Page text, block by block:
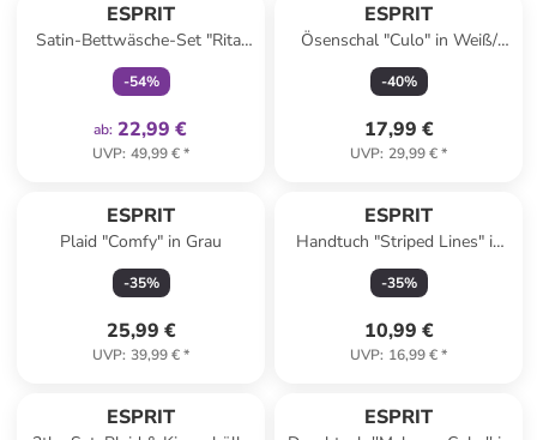
ESPRIT
Satin-Bettwäsche-Set "Rita"
in Bunt
-54%
ab: 22,99 €
UVP: 49,99 €*
ESPRIT
Ösenschal "Culo" in Weiß/
Schwarz
-40%
17,99 €
UVP: 29,99 €*
ESPRIT
Plaid "Comfy" in Grau
-35%
25,99 €
UVP: 39,99 €*
ESPRIT
Handtuch "Striped Lines" in
Grau
-35%
10,99 €
UVP: 16,99 €*
ESPRIT ESPRIT